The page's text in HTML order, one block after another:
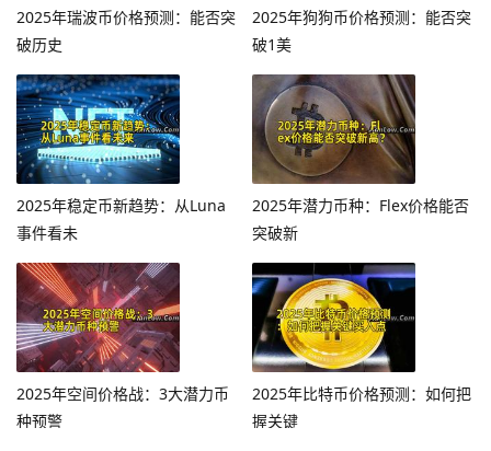
2025年瑞波币价格预测：能否突
破历史
2025年狗狗币价格预测：能否突
破1美
2025年稳定币新趋势：从Luna
事件看未
2025年潜力币种：Flex价格能否
突破新
2025年空间价格战：3大潜力币
种预警
2025年比特币价格预测：如何把
握关键